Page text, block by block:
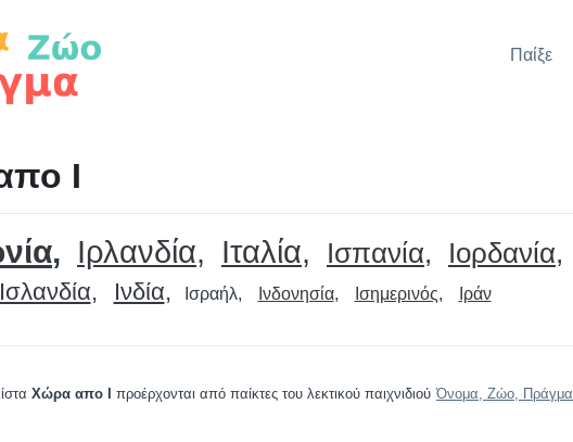
Παίξε
Ι
Ιρλανδία Ιταλία Ισπανία Ιορδανία
Ισλανδία Ινδία Ισραήλ Ινδονησία Ισημερινός Ιράν
Χώρα απο Ι προέρχονται από παίκτες του λεκτικού παιχνιδιού Όνομα, Ζώο, Πράγμα